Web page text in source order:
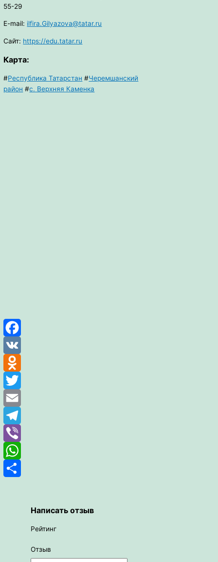
55-29
E-mail: ilfira.Gilyazova@tatar.ru
Сайт: https://edu.tatar.ru
Карта:
#Республика Татарстан #Черемшанский
район #с. Верхняя Каменка
Facebook
VK
Odnoklassniki
Twitter
Email
Telegram
Viber
WhatsApp
Написать отзыв
Рейтинг
Отзыв